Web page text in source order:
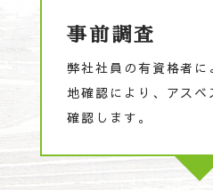
事前調査
弊社社員の有資格者
地確認により、アスベ
確認します。